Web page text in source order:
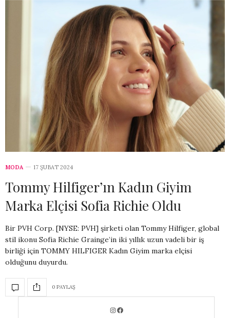
MODA 17 ŞUBAT 2024
Tommy Hilfiger’ın Kadın Giyim
Marka Elçisi Sofia Richie Oldu
Bir PVH Corp. [NYSE: PVH] şirketi olan Tommy Hilfiger, global
stil ikonu Sofia Richie Grainge’in iki yıllık uzun vadeli bir iş
birliği için TOMMY HILFIGER Kadın Giyim marka elçisi
olduğunu duyurdu.
0 PAYLAŞ